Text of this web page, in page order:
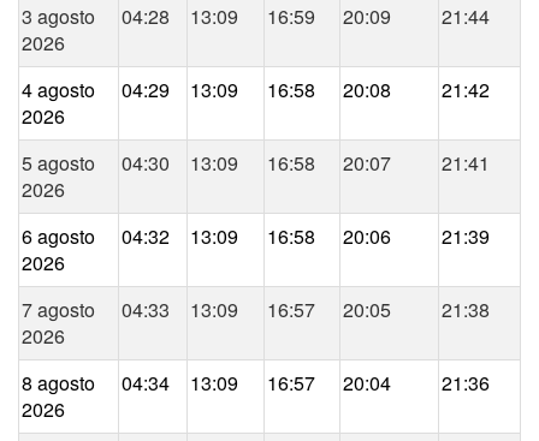
3 agosto
2026
04:28 13:09 16:59 20:09 21:44
4 agosto
2026
04:29 13:09 16:58 20:08 21:42
5 agosto
2026
04:30 13:09 16:58 20:07 21:41
6 agosto
2026
04:32 13:09 16:58 20:06 21:39
7 agosto
2026
04:33 13:09 16:57 20:05 21:38
8 agosto
2026
04:34 13:09 16:57 20:04 21:36